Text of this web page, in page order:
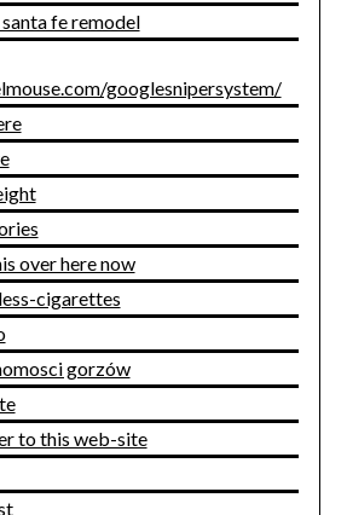
fe remodel
googlesnipersystem/
over here now
cigarettes
gorzów
to this web-site